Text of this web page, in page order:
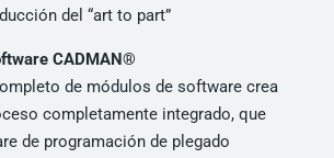
del “art to part”
CADMAN®
de módulos de software crea
completamente integrado, que
de programación de plegado